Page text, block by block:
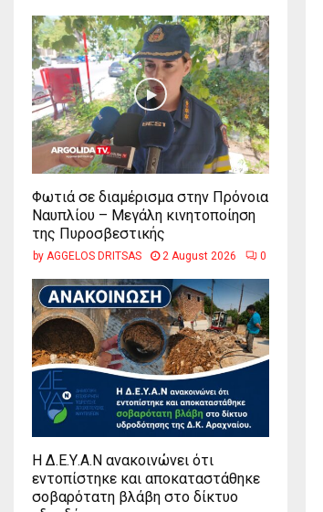
Φωτιά σε διαμέρισμα στην Πρόνοια
Ναυπλίου – Μεγάλη κινητοποίηση
της Πυροσβεστικής
by AGGELOS DRITSAS 2 August 2026 0
Η Δ.Ε.Υ.Α.Ν ανακοινώνει ότι
εντοπίστηκε και αποκαταστάθηκε
σοβαρότατη βλάβη στο δίκτυο